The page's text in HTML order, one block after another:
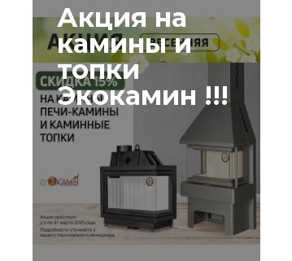
Акция на
камины и
топки
Экокамин !!!